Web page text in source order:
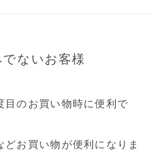
ないお客様
目のお買い物時に便利で
お買い物が便利になりま